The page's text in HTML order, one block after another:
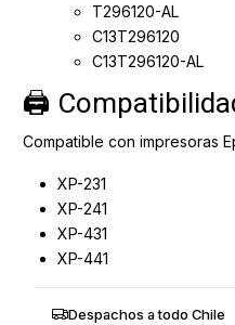
T296120-AL
C13T296120
C13T296120-AL
🖨️
Compatible con impresoras
XP-231
XP-241
XP-431
XP-441
Despachos a todo Chile